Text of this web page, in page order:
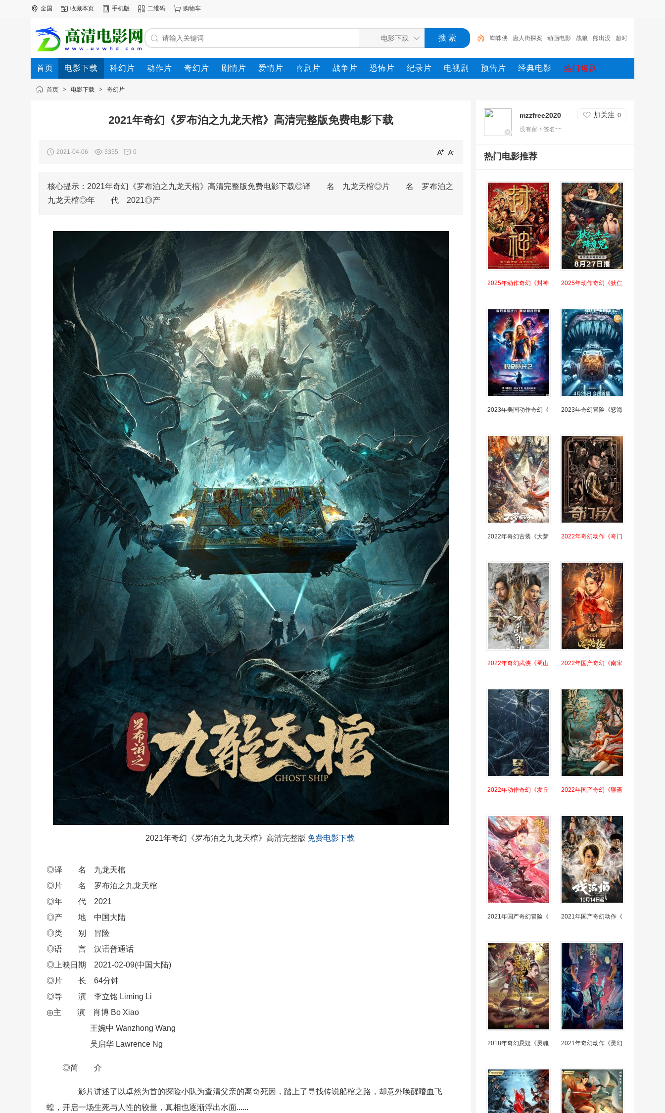
全国 收藏本页 手机版 二维码 购物车
唐人街探案 动画电影 战狼 熊出没 超时空 哥斯
拉 重生 冰雪奇缘2 斗罗大陆 蜘蛛侠
首页 电影下载 科幻片 动作片 奇幻片 剧情片 爱情片 喜剧片 战争片 恐怖片 纪录片 电视剧 预告片 经典电影 热门短剧
电影专题 下载帮助
首页 > 电影下载 > 奇幻片
2021年奇幻《罗布泊之九龙天棺》高清完整版免费电影下载
2021-04-06 3355 0
核心提示：2021年奇幻《罗布泊之九龙天棺》高清完整版免费电影下载◎译 名 九龙天棺◎片 名 罗布泊之
九龙天棺◎年 代 2021◎产
2021年奇幻《罗布泊之九龙天棺》高清完整版 免费电影下载
◎译 名 九龙天棺
◎片 名 罗布泊之九龙天棺
◎年 代 2021
◎产 地 中国大陆
◎类 别 冒险
◎语 言 汉语普通话
◎上映日期 2021-02-09(中国大陆)
◎片 长 64分钟
◎导 演 李立铭 Liming Li
◎主 演 肖博 Bo Xiao
王婉中 Wanzhong Wang
吴启华 Lawrence Ng
◎简 介
影片讲述了以卓然为首的探险小队为查清父亲的离奇死因，踏上了寻找传说船棺之路，却意外唤醒嗜血飞
蝗，开启一场生死与人性的较量，真相也逐渐浮出水面......
mzzfree2020 加关注 0
没有留下签名~~
热门电影推荐
2025年动作奇幻《封神 2025年动作奇幻《狄仁
2023年美国动作奇幻《 2023年奇幻冒险《怒海
2022年奇幻古装《大梦 2022年奇幻动作《奇门
2022年奇幻武侠《蜀山 2022年国产奇幻《南宋
2022年动作奇幻《发丘 2022年国产奇幻《聊斋
2021年国产奇幻冒险《 2021年国产奇幻动作《
2018年奇幻悬疑《灵魂 2021年奇幻动作《灵幻